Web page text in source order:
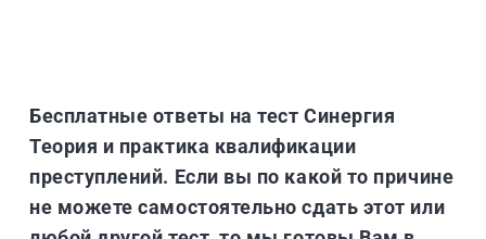
Бесплатные ответы на тест Синергия
Теория и практика квалификации
преступлений. Если вы по какой то причине
не можете самостоятельно сдать этот или